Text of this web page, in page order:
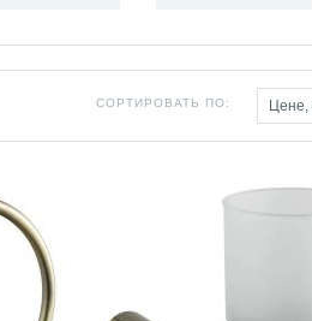
СОРТИРОВАТЬ ПО: Цене,